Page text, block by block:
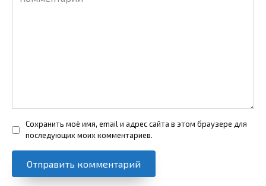
Сохранить моё имя, email и адрес сайта в этом браузере для
последующих моих комментариев.